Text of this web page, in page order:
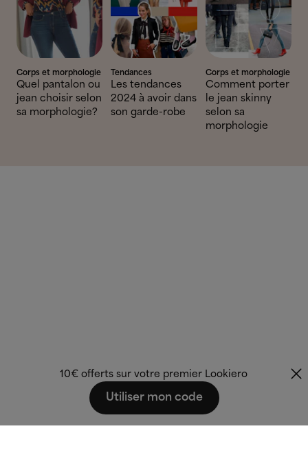
Corps et morphologie
Quel pantalon ou
jean choisir selon
sa morphologie?
Tendances
Les tendances
2024 à avoir dans
son garde-robe
Corps et morphologie
Comment porter
le jean skinny
selon sa
morphologie
10€ offerts sur votre premier Lookiero
Utiliser mon code